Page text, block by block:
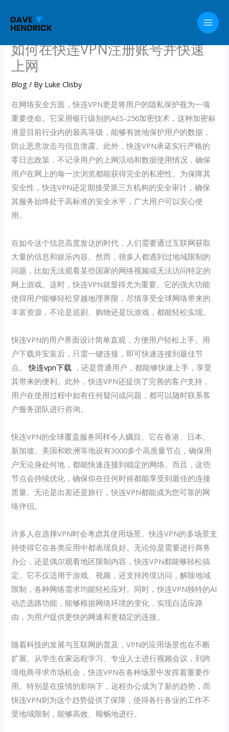
content
如何在快连VPN注册账号并快速
上网
Blog / By Luke Clisby
在网络安全方面，快连VPN更是将用户的隐私保护视为一项
重要使命。它采用银行级别的AES-256加密技术，这种加密标
准是目前行业内的最高等级，能够有效地保护用户的数据，
防止恶意攻击与信息泄露。此外，快连VPN承诺实行严格的
零日志政策，不记录用户的上网活动和数据使用情况，确保
用户在网上的每一次浏览都能获得完全的私密性。为保障其
安全性，快连VPN还定期接受第三方机构的安全审计，确保
其服务始终处于高标准的安全水平，广大用户可以安心使
用。
在如今这个信息高度发达的时代，人们需要通过互联网获取
大量的信息和娱乐内容。然而，很多人都遇到过地域限制的
问题，比如无法观看某些国家的网络视频或无法访问特定的
网上游戏。这时，快连VPN就显得尤为重要。它的强大功能
使得用户能够轻松穿越地理界限，尽情享受全球网络带来的
丰富资源，不论是追剧、购物还是玩游戏，都能轻松实现。
快连VPN的用户界面设计简单直观，方便用户轻松上手。用
户下载并安装后，只需一键连接，即可快速连接到最佳节
点。快连vpn下载 ，还是普通用户，都能够快速上手，享受
其带来的便利。此外，快连VPN还提供了完善的客户支持，
用户在使用过程中如有任何疑问或问题，都可以随时联系客
户服务团队进行咨询。
快连VPN的全球覆盖服务同样令人瞩目。它在香港、日本、
新加坡、美国和欧洲等地设有3000多个高质量节点，确保用
户无论身处何地，都能快速连接到稳定的网络。而且，这些
节点会持续优化，确保你在任何时候都能享受到最佳的连接
质量。无论是出差还是旅行，快连VPN都能成为您可靠的网
络伴侣。
许多人在选择VPN时会考虑其使用场景。快连VPN的多场景支
持使得它在各类应用中都表现良好。无论你是需要进行商务
办公，还是偶尔观看地区限制内容，快连VPN都能够轻松搞
定。它不仅适用于游戏、视频，还支持跨境访问，解除地域
限制，各种网络需求均能轻松应对。同时，快连VPN独特的AI
动态选路功能，能够根据网络环境的变化，实现自适应路
由，为用户提供更快的网速和更稳定的连接。
随着科技的发展与互联网的普及，VPN的应用场景也在不断
扩展。从学生在家远程学习、专业人士进行视频会议，到跨
境电商寻求市场机会，快连VPN在各种场景中发挥着重要作
用。特别是在疫情的影响下，远程办公成为了新的趋势，而
快连VPN则为这个趋势提供了保障，使得各行各业的工作不
受地域限制，能够高效、顺畅地进行。